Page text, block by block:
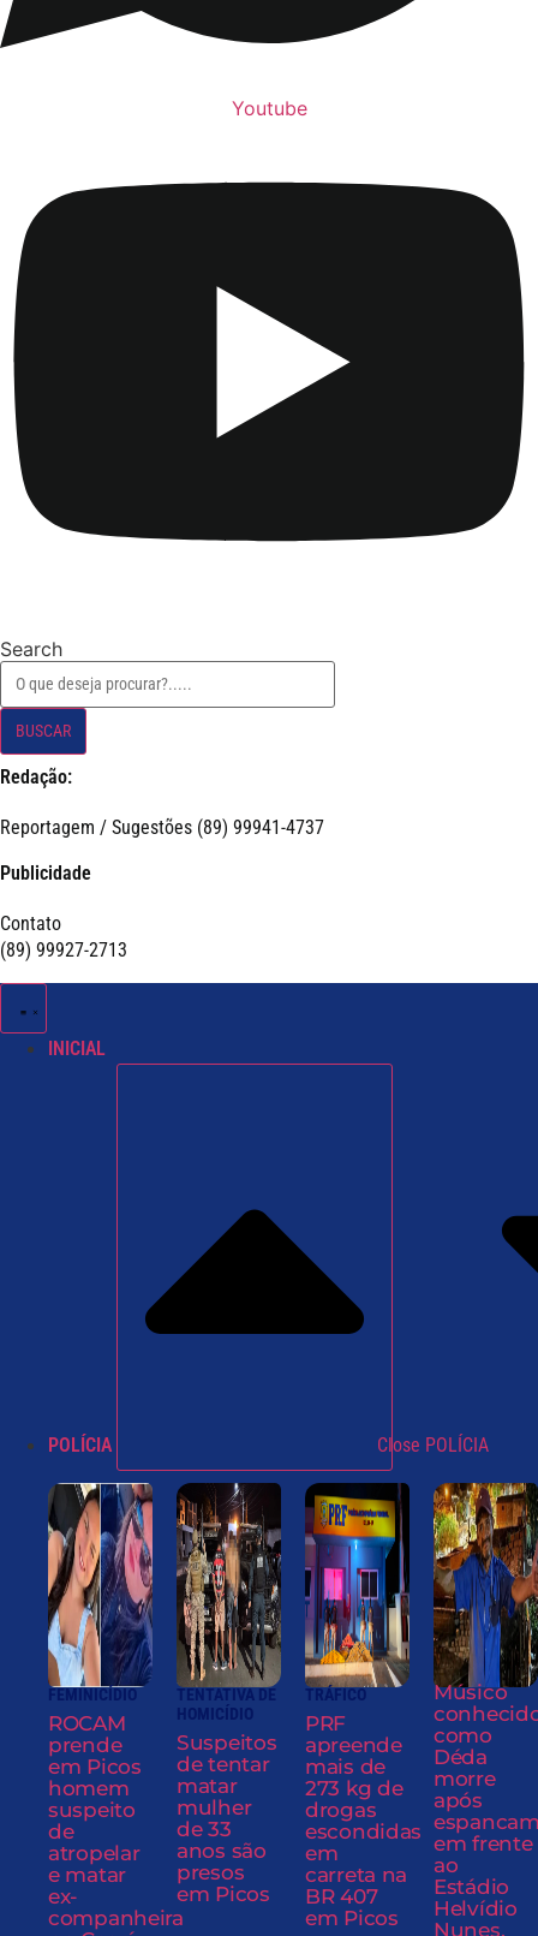
Youtube
Search
BUSCAR
Redação:
Reportagem / Sugestões (89) 99941-4737
Publicidade
Contato
(89) 99927-2713
INICIAL
POLÍCIA Close POLÍCIA
FEMINICÍDIO
ROCAM
prende
em Picos
homem
suspeito
de
atropelar
e matar
ex-
companheira
TENTATIVA DE
HOMICÍDIO
Suspeitos
de tentar
matar
mulher
de 33
anos são
presos
em Picos
TRÁFICO
PRF
apreende
mais de
273 kg de
drogas
escondidas
em
carreta na
BR 407
em Picos
Músico
como
Déda
morre
após
em frente
ao
Estádio
Helvídio
Nunes,